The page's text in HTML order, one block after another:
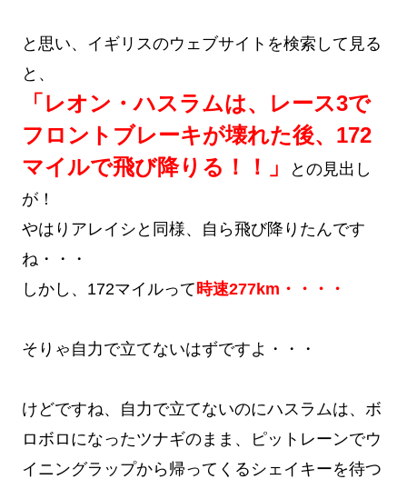
と思い、イギリスのウェブサイトを検索して見る
と、
「レオン・ハスラムは、レース3で
フロントブレーキが壊れた後、172
マイルで飛び降りる！！」
との見出し
が！
やはりアレイシと同様、自ら飛び降りたんです
ね・・・
しかし、172マイルって 時速277km・・・・
そりゃ自力で立てないはずですよ・・・
けどですね、自力で立てないのにハスラムは、ボ
ロボロになったツナギのまま、ピットレーンでウ
イニングラップから帰ってくるシェイキーを待つ